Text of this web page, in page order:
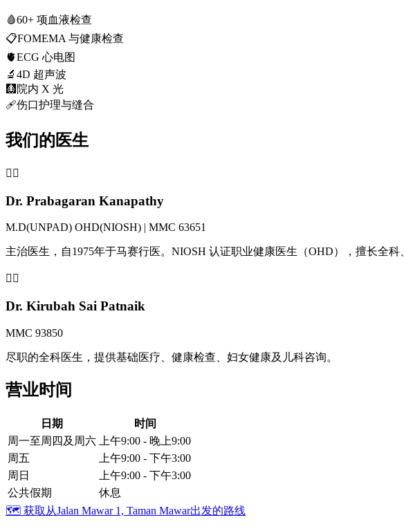
🩸60+ 项血液检查
📋FOMEMA 与健康检查
🫀ECG 心电图
🔬 4D 超声波
🩻 院内 X 光
🩹伤口护理与缝合
我们的医生
👨‍⚕️
Dr. Prabagaran Kanapathy
M.D(UNPAD) OHD(NIOSH) | MMC 63651
主治医生，自1975年于马赛行医。NIOSH 认证职业健康医生（OHD），擅长全科
👩‍⚕️
Dr. Kirubah Sai Patnaik
MMC 93850
尽职的全科医生，提供基础医疗、健康检查、妇女健康及儿科咨询。
营业时间
日期
时间
周一至周四及周六
上午9:00 - 晚上9:00
周五
上午9:00 - 下午3:00
周日
上午9:00 - 下午3:00
公共假期
休息
🗺️ 获取从Jalan Mawar 1, Taman Mawar出发的路线